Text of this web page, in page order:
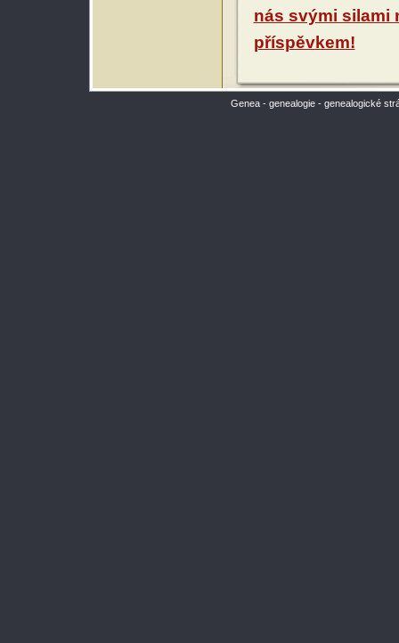
nás svými silami
příspěvkem!
Genea - genealogie - genealogické